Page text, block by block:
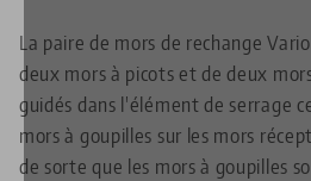
La paire de mors de rechange
deux mors à picots et de deux
guidés dans l'élément de serrage
mors à goupilles sur les mors
de sorte que les mors à goupilles